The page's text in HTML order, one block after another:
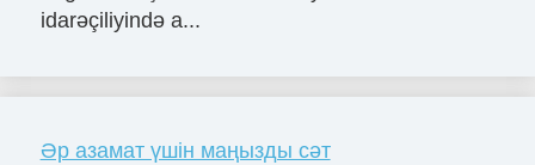
idarəçiliyində a...
Әр азамат үшін маңызды сәт